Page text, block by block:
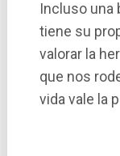
Incluso
tiene su
valorar la
que nos
vida vale la